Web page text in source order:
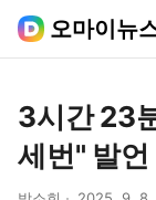
오마이뉴
3시간 23
세번" 발